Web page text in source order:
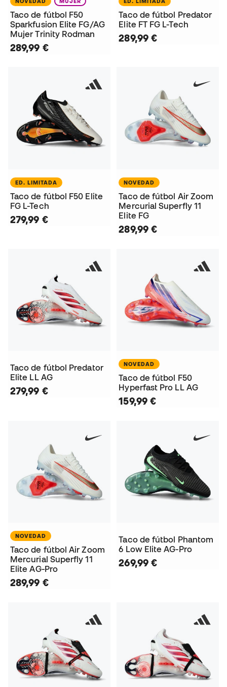
Taco de fútbol F50
Sparkfusion Elite FG/AG
Mujer Trinity Rodman
289,99 €
Taco de fútbol Predator
Elite FT FG L-Tech
289,99 €
ED. LIMITADA
Taco de fútbol F50 Elite
FG L-Tech
279,99 €
NOVEDAD
Taco de fútbol Air Zoom
Mercurial Superfly 11
Elite FG
289,99 €
Taco de fútbol Predator
Elite LL AG
279,99 €
NOVEDAD
Taco de fútbol F50
Hyperfast Pro LL AG
159,99 €
NOVEDAD
Taco de fútbol Air Zoom
Mercurial Superfly 11
Elite AG-Pro
289,99 €
Taco de fútbol Phantom
6 Low Elite AG-Pro
269,99 €